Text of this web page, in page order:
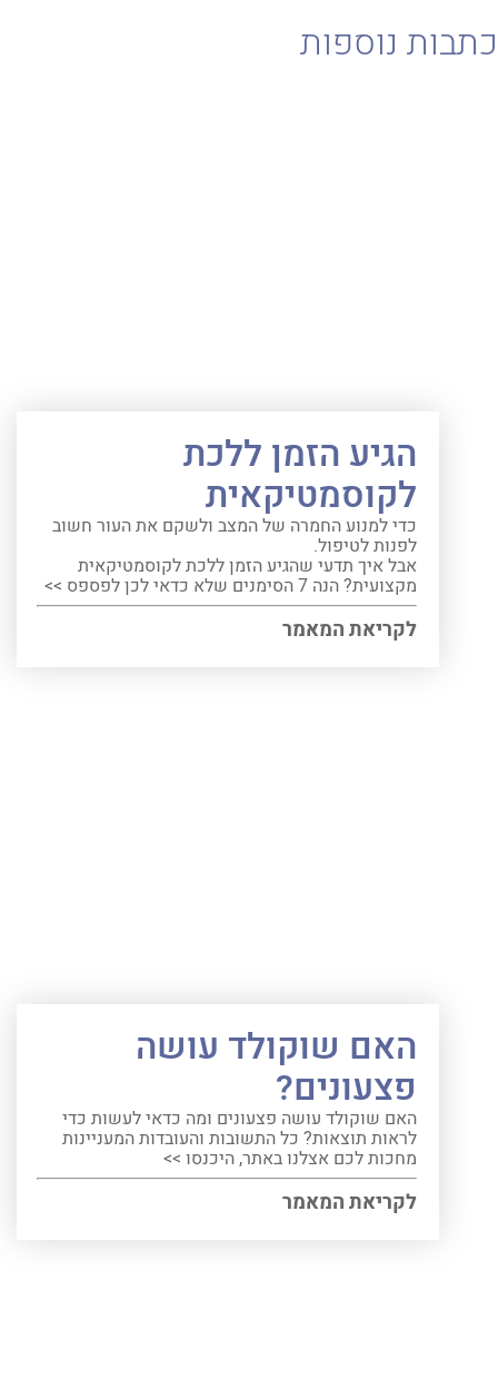
נוספות
הגיע הזמן ללכת
לקוסמטיקאית
כדי למנוע החמרה של המצב ולשקם את העור חשוב
לפנות לטיפול.
אבל איך תדעי שהגיע הזמן ללכת לקוסמטיקאית
מקצועית? הנה 7 הסימנים שלא כדאי לכן לפספס >>
לקריאת המאמר
האם שוקולד עושה
פצעונים?
האם שוקולד עושה פצעונים ומה כדאי לעשות כדי
לראות תוצאות? כל התשובות והעובדות המעניינות
מחכות לכם אצלנו באתר, היכנסו >>
לקריאת המאמר